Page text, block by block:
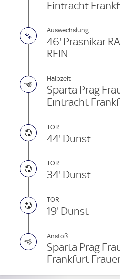
Eintracht
Auswechslung
46' Prasnikar
REIN
Halbzeit
Sparta Prag
Eintracht
TOR
44' Dunst
TOR
34' Dunst
TOR
19' Dunst
Anstoß
Sparta Prag
Frankfurt